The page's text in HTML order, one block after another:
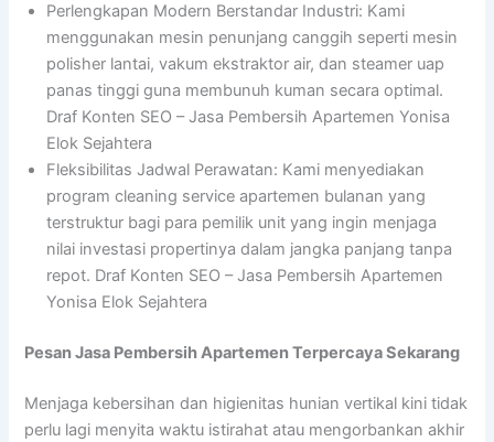
Perlengkapan Modern Berstandar Industri: Kami
menggunakan mesin penunjang canggih seperti mesin
polisher lantai, vakum ekstraktor air, dan steamer uap
panas tinggi guna membunuh kuman secara optimal.
Draf Konten SEO – Jasa Pembersih Apartemen Yonisa
Elok Sejahtera
Fleksibilitas Jadwal Perawatan: Kami menyediakan
program cleaning service apartemen bulanan yang
terstruktur bagi para pemilik unit yang ingin menjaga
nilai investasi propertinya dalam jangka panjang tanpa
repot. Draf Konten SEO – Jasa Pembersih Apartemen
Yonisa Elok Sejahtera
Pesan Jasa Pembersih Apartemen Terpercaya Sekarang
Menjaga kebersihan dan higienitas hunian vertikal kini tidak
perlu lagi menyita waktu istirahat atau mengorbankan akhir